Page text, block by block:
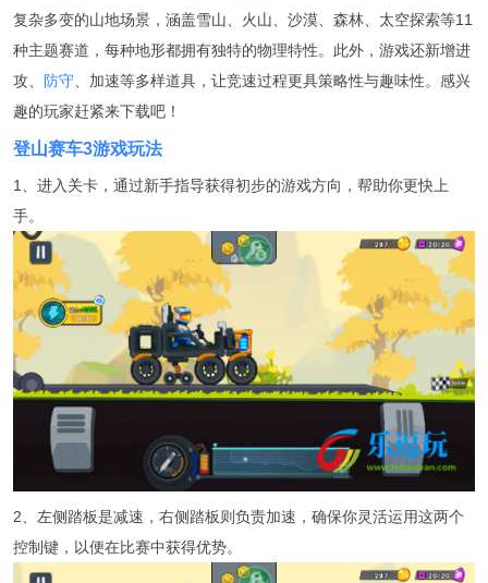
复杂多变的山地场景，涵盖雪山、火山、沙漠、森林、太空探索等11
种主题赛道，每种地形都拥有独特的物理特性。此外，游戏还新增进
攻、 防守 、加速等多样道具，让竞速过程更具策略性与趣味性。感兴
趣的玩家赶紧来下载吧！
登山赛车3游戏玩法
1、进入关卡，通过新手指导获得初步的游戏方向，帮助你更快上
手。
2、左侧踏板是减速，右侧踏板则负责加速，确保你灵活运用这两个
控制键，以便在比赛中获得优势。